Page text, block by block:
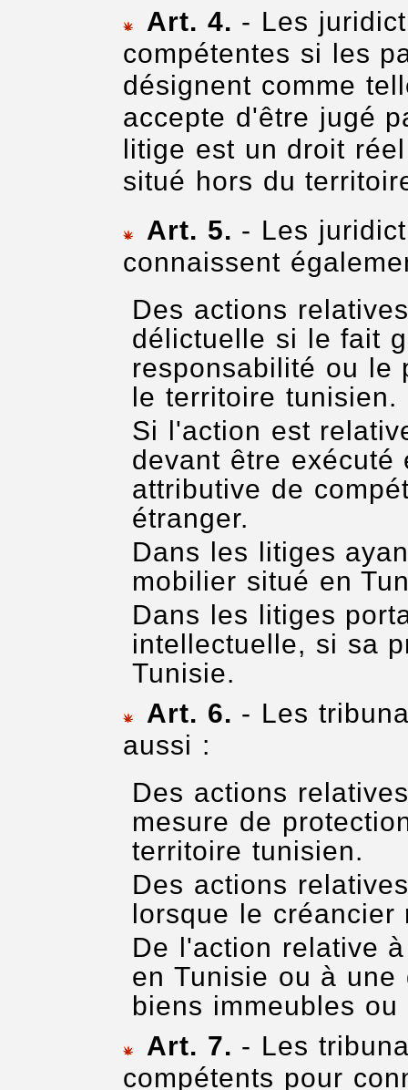
Art. 4. - Les
compétentes si les
désignent comme
accepte d'être jugé
litige est un droit
situé hors du
Art. 5. - Les
connaissent
Des actions
délictuelle si le fait
responsabilité ou le
le territoire tunisien.
Si l'action est
devant être exécuté
attributive de
étranger.
Dans les litiges
mobilier situé en
Dans les litiges
intellectuelle, si sa
Tunisie.
Art. 6. - Les
aussi :
Des actions
mesure de
territoire tunisien.
Des actions
lorsque le
De l'action relative
en Tunisie ou à
biens immeubles
Art. 7. - Les
compétents pour